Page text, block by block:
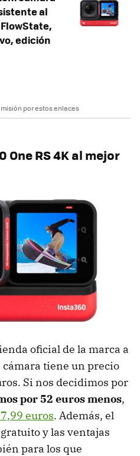
al
edición
por estos enlaces
RS 4K al mejor
oficial de la marca a
cámara tiene un precio
Si nos decidimos por
por 52 euros menos,
euros. Además, el
y las ventajas
para los que